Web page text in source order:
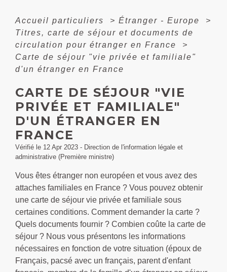
Accueil particuliers > Étranger - Europe
>
Titres, carte de séjour et documents de
circulation pour étranger en France
>
Carte de séjour "vie privée et familiale"
d'un étranger en France
CARTE DE SÉJOUR "VIE
PRIVÉE ET FAMILIALE"
D'UN ÉTRANGER EN
FRANCE
Vérifié le 12 Apr 2023 - Direction de l'information légale et
administrative (Première ministre)
Vous êtes étranger non européen et vous avez des
attaches familiales en France ? Vous pouvez obtenir
une carte de séjour vie privée et familiale sous
certaines conditions. Comment demander la carte ?
Quels documents fournir ? Combien coûte la carte de
séjour ? Nous vous présentons les informations
nécessaires en fonction de votre situation (époux de
Français, pacsé avec un français, parent d'enfant